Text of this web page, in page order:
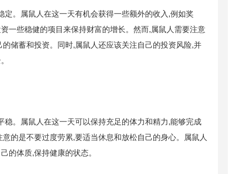
。属鼠人在这一天有机会获得一些额外的收入,例如奖
一些稳健的项目来保持财富的增长。然而,属鼠人需要注意
储蓄和投资。同时,属鼠人还应该关注自己的投资风险,并
稳。属鼠人在这一天可以保持充足的体力和精力,能够完成
的是不要过度劳累,要适当休息和放松自己的身心。属鼠人
的体质,保持健康的状态。